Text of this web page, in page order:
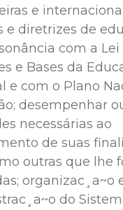
e
e diretrizes de
com a Lei
e Bases da
e com o Plano
desempenhar
necessárias ao
de suas
outras que lhe
organizac¸a~o
do